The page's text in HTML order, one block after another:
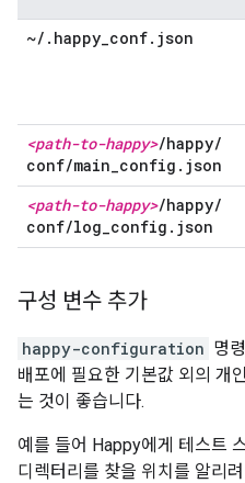
~/ . happy_conf. json
<path-to-happy>/happy/
conf/main_config . json
<path-to-happy>/happy/
conf/log_config . json
구성 변수 추가
happy-configuration 명
배포에 필요한 기본값 외의 개
는 것이 좋습니다.
예를 들어 Happy에게 테스트
디렉터리를 찾을 위치를 알리